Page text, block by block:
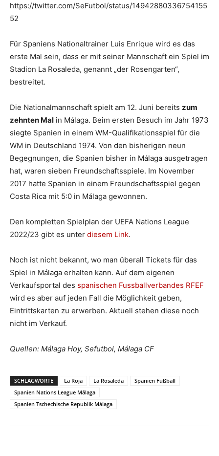
https://twitter.com/SeFutbol/status/14942880336754155
52
Für Spaniens Nationaltrainer Luis Enrique wird es das
erste Mal sein, dass er mit seiner Mannschaft ein Spiel im
Stadion La Rosaleda, genannt „der Rosengarten“,
bestreitet.
Die Nationalmannschaft spielt am 12. Juni bereits zum
zehnten Mal in Málaga. Beim ersten Besuch im Jahr 1973
siegte Spanien in einem WM-Qualifikationsspiel für die
WM in Deutschland 1974. Von den bisherigen neun
Begegnungen, die Spanien bisher in Málaga ausgetragen
hat, waren sieben Freundschaftsspiele. Im November
2017 hatte Spanien in einem Freundschaftsspiel gegen
Costa Rica mit 5:0 in Málaga gewonnen.
Den kompletten Spielplan der UEFA Nations League
2022/23 gibt es unter diesem Link.
Noch ist nicht bekannt, wo man überall Tickets für das
Spiel in Málaga erhalten kann. Auf dem eigenen
Verkaufsportal des spanischen Fussballverbandes RFEF
wird es aber auf jeden Fall die Möglichkeit geben,
Eintrittskarten zu erwerben. Aktuell stehen diese noch
nicht im Verkauf.
Quellen: Málaga Hoy, Sefutbol, Málaga CF
SCHLAGWORTE La Roja La Rosaleda
Spanien Fußball
Spanien Nations League Málaga
Spanien Tschechische Republik Málaga